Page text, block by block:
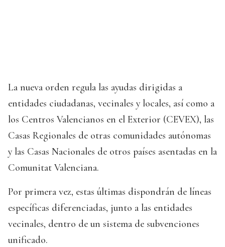
La nueva orden regula las ayudas dirigidas a
entidades ciudadanas, vecinales y locales, así como a
los Centros Valencianos en el Exterior (CEVEX), las
Casas Regionales de otras comunidades autónomas
y las Casas Nacionales de otros países asentadas en la
Comunitat Valenciana.
Por primera vez, estas últimas dispondrán de líneas
específicas diferenciadas, junto a las entidades
vecinales, dentro de un sistema de subvenciones
unificado.